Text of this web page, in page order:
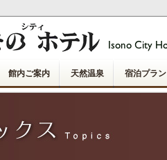
館内ご案内 天然温泉 宿泊プラン